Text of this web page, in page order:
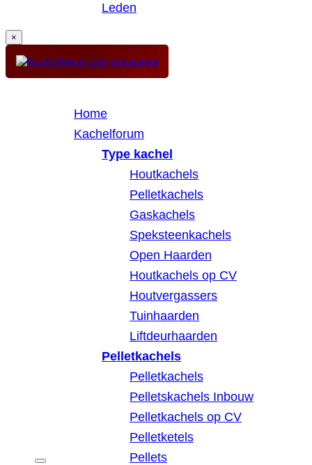
Leden
×
Home
Kachelforum
Type kachel
Houtkachels
Pelletkachels
Gaskachels
Speksteenkachels
Open Haarden
Houtkachels op CV
Houtvergassers
Tuinhaarden
Liftdeurhaarden
Pelletkachels
Pelletkachels
Pelletskachels Inbouw
Pelletkachels op CV
Pelletketels
Pellets